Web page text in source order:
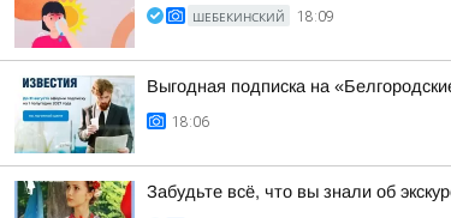
ШЕБЕКИНСКИЙ 18:09
Выгодная подписка на
18:06
Забудьте всё, что вы знали об